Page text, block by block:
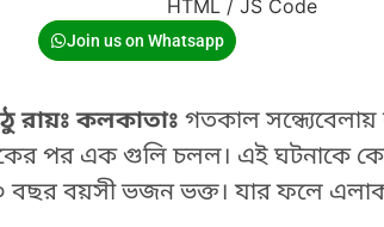
HTML / JS Code
Join us on Whatsapp
রায়ঃ কলকাতাঃ গতকাল
পর এক গুলি চলল। এই ঘটনাকে
বছর বয়সী ভজন ভক্ত। যার ফলে